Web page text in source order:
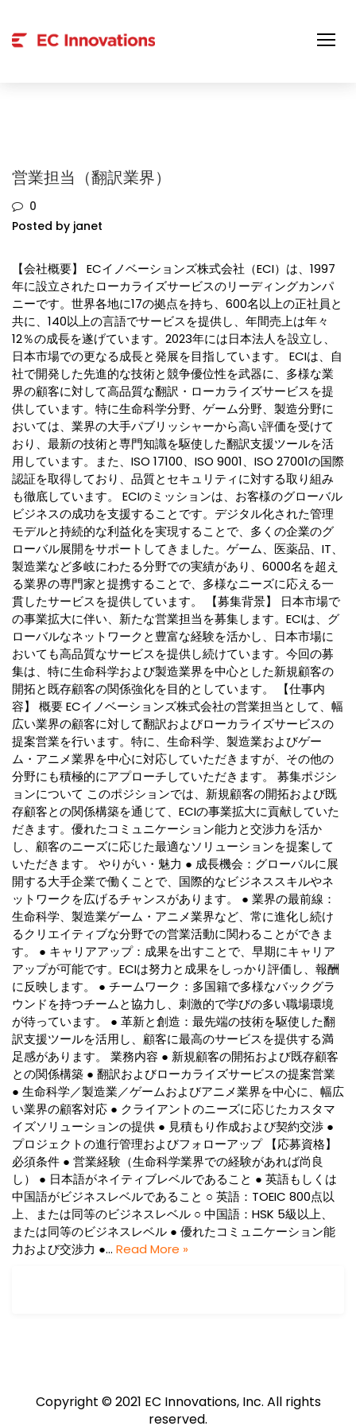
content
営業担当（翻訳業界）
0
Posted by janet
【会社概要】 ECイノベーションズ株式会社（ECI）は、1997
年に設立されたローカライズサービスのリーディングカンパ
ニーです。世界各地に17の拠点を持ち、600名以上の正社員と
共に、140以上の言語でサービスを提供し、年間売上は年々
12％の成長を遂げています。2023年には日本法人を設立し、
日本市場での更なる成長と発展を目指しています。 ECIは、自
社で開発した先進的な技術と競争優位性を武器に、多様な業
界の顧客に対して高品質な翻訳・ローカライズサービスを提
供しています。特に生命科学分野、ゲーム分野、製造分野に
おいては、業界の大手パブリッシャーから高い評価を受けて
おり、最新の技術と専門知識を駆使した翻訳支援ツールを活
用しています。また、ISO 17100、ISO 9001、ISO 27001の国際
認証を取得しており、品質とセキュリティに対する取り組み
も徹底しています。 ECIのミッションは、お客様のグローバル
ビジネスの成功を支援することです。デジタル化された管理
モデルと持続的な利益化を実現することで、多くの企業のグ
ローバル展開をサポートしてきました。ゲーム、医薬品、IT、
製造業など多岐にわたる分野での実績があり、6000名を超え
る業界の専門家と提携することで、多様なニーズに応える一
貫したサービスを提供しています。 【募集背景】 日本市場で
の事業拡大に伴い、新たな営業担当を募集します。ECIは、グ
ローバルなネットワークと豊富な経験を活かし、日本市場に
おいても高品質なサービスを提供し続けています。今回の募
集は、特に生命科学および製造業界を中心とした新規顧客の
開拓と既存顧客の関係強化を目的としています。 【仕事内
容】 概要 ECイノベーションズ株式会社の営業担当として、幅
広い業界の顧客に対して翻訳およびローカライズサービスの
提案営業を行います。特に、生命科学、製造業およびゲー
ム・アニメ業界を中心に対応していただきますが、その他の
分野にも積極的にアプローチしていただきます。 募集ポジシ
ョンについて このポジションでは、新規顧客の開拓および既
存顧客との関係構築を通じて、ECIの事業拡大に貢献していた
だきます。優れたコミュニケーション能力と交渉力を活か
し、顧客のニーズに応じた最適なソリューションを提案して
いただきます。 やりがい・魅力 ● 成長機会：グローバルに展
開する大手企業で働くことで、国際的なビジネススキルやネ
ットワークを広げるチャンスがあります。 ● 業界の最前線：
生命科学、製造業ゲーム・アニメ業界など、常に進化し続け
るクリエイティブな分野での営業活動に関わることができま
す。 ● キャリアアップ：成果を出すことで、早期にキャリア
アップが可能です。ECIは努力と成果をしっかり評価し、報酬
に反映します。 ● チームワーク：多国籍で多様なバックグラ
ウンドを持つチームと協力し、刺激的で学びの多い職場環境
が待っています。 ● 革新と創造：最先端の技術を駆使した翻
訳支援ツールを活用し、顧客に最高のサービスを提供する満
足感があります。 業務内容 ● 新規顧客の開拓および既存顧客
との関係構築 ● 翻訳およびローカライズサービスの提案営業
● 生命科学／製造業／ゲームおよびアニメ業界を中心に、幅広
い業界の顧客対応 ● クライアントのニーズに応じたカスタマ
イズソリューションの提供 ● 見積もり作成および契約交渉 ●
プロジェクトの進行管理およびフォローアップ 【応募資格】
必須条件 ● 営業経験（生命科学業界での経験があれば尚良
し） ● 日本語がネイティブレベルであること ● 英語もしくは
中国語がビジネスレベルであること ○ 英語：TOEIC 800点以
上、または同等のビジネスレベル ○ 中国語：HSK 5級以上、
または同等のビジネスレベル ● 優れたコミュニケーション能
力および交渉力 ●… Read More »
Copyright © 2021 EC Innovations, Inc. All rights
reserved.